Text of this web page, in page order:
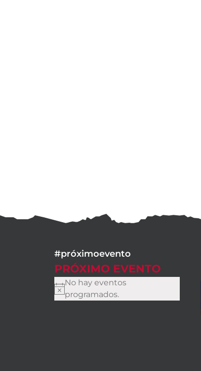
#próximoevento
PRÓXIMO EVENTO
Aviso
No hay eventos
programados.